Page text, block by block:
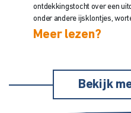
ontdekkingstocht over een
onder andere ijsklontjes,
Meer lezen?
Bekijk